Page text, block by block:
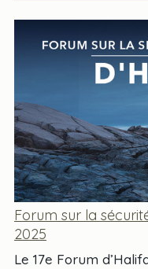
Forum sur la
2025
Le 17e Forum